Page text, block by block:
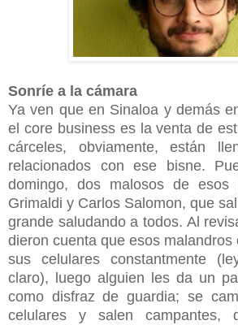
Sonríe a la cámara
Ya ven que en Sinaloa y demás
el core business es la venta de
cárceles, obviamente, están
relacionados con ese bisne.
domingo, dos malosos de esos
Grimaldi y Carlos Salomon, que
grande saludando a todos. Al
dieron cuenta que esos malandros
sus celulares constantmente
claro), luego alguien les da un
como disfraz de guardia; se
celulares y salen campantes,